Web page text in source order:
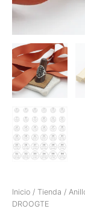
Inicio / Tienda /
DROOGTE